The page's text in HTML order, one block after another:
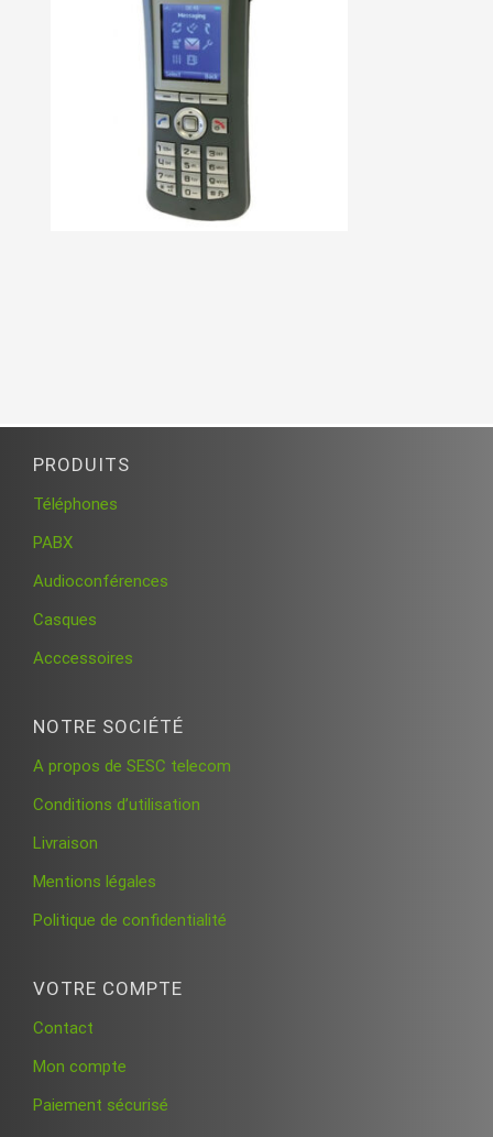
PRODUITS
Téléphones
PABX
Audioconférences
Casques
Acccessoires
NOTRE SOCIÉTÉ
A propos de SESC telecom
Conditions d’utilisation
Livraison
Mentions légales
Politique de confidentialité
VOTRE COMPTE
Contact
Mon compte
Paiement sécurisé